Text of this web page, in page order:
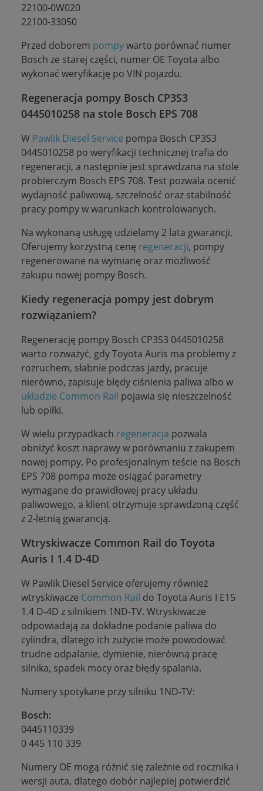
22100-0W020
22100-33050
Przed doborem pompywarto porównać numer
Bosch ze starej części, numer OE Toyota albo
wykonać weryfikację po VIN pojazdu.
Regeneracja pompy Bosch CP3S3
0445010258 na stole Bosch EPS 708
W Pawlik Diesel Service pompa Bosch CP3S3
0445010258 po weryfikacji technicznej trafia do
regeneracji, a następnie jest sprawdzana na stole
probierczym Bosch EPS 708. Test pozwala ocenić
wydajność paliwową, szczelność oraz stabilność
pracy pompy w warunkach kontrolowanych.
Na wykonaną usługę udzielamy 2 lata gwarancji.
Oferujemy korzystną cenę regeneracji, pompy
regenerowane na wymianę oraz możliwość
zakupu nowej pompy Bosch.
Kiedy regeneracja pompy jest dobrym
rozwiązaniem?
Regenerację pompy Bosch CP3S3 0445010258
warto rozważyć, gdy Toyota Auris ma problemy z
rozruchem, słabnie podczas jazdy, pracuje
nierówno, zapisuje błędy ciśnienia paliwa albo w
układzie Common Rail pojawia się nieszczelność
lub opiłki.
W wielu przypadkach regeneracja pozwala
obniżyć koszt naprawy w porównaniu z zakupem
nowej pompy. Po profesjonalnym teście na Bosch
EPS 708 pompa może osiągać parametry
wymagane do prawidłowej pracy układu
paliwowego, a klient otrzymuje sprawdzoną część
z 2-letnią gwarancją.
Wtryskiwacze Common Rail do Toyota
Auris I 1.4 D-4D
W Pawlik Diesel Service oferujemy również
wtryskiwacze Common Rail do Toyota Auris I E15
1.4 D-4D z silnikiem 1ND-TV. Wtryskiwacze
odpowiadają za dokładne podanie paliwa do
cylindra, dlatego ich zużycie może powodować
trudne odpalanie, dymienie, nierówną pracę
silnika, spadek mocy oraz błędy spalania.
Numery spotykane przy silniku 1ND-TV:
Bosch:
0445110339
0 445 110 339
Numery OE mogą różnić się zależnie od rocznika i
wersji auta, dlatego dobór najlepiej potwierdzić